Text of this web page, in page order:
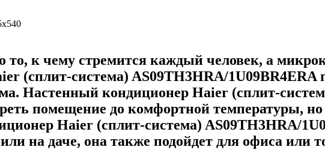
то, к чему стремится каждый человек, а
(сплит-система) AS09TH3HRA/1U09BR4ERA
Настенный кондиционер Haier (сплит-
помещение до комфортной температуры,
Haier (сплит-система) AS09TH3HRA/
на даче, она также подойдет для офиса или